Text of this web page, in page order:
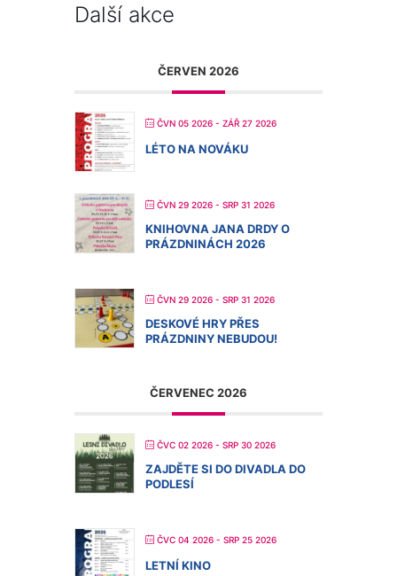
Další akce
ČERVEN 2026
ČVN 05 2026 - ZÁŘ 27 2026
LÉTO NA NOVÁKU
ČVN 29 2026 - SRP 31 2026
KNIHOVNA JANA DRDY O
PRÁZDNINÁCH 2026
ČVN 29 2026 - SRP 31 2026
DESKOVÉ HRY PŘES
PRÁZDNINY NEBUDOU!
ČERVENEC 2026
ČVC 02 2026 - SRP 30 2026
ZAJDĚTE SI DO DIVADLA DO
PODLESÍ
ČVC 04 2026 - SRP 25 2026
LETNÍ KINO